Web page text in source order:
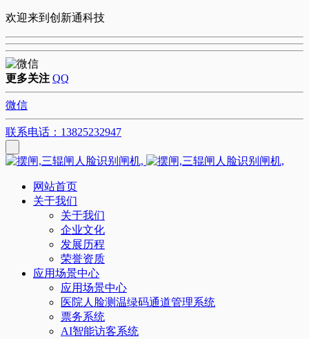
欢迎来到创新通科技
更多关注 QQ
微信
联系电话：13825232947
网站首页
关于我们
关于我们
企业文化
发展历程
荣誉资质
应用场景中心
应用场景中心
医院人脸测温绿码通道管理系统
票务系统
AI智能访客系统